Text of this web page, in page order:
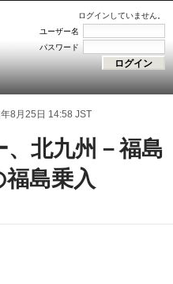
ログインしていません。
ユーザー名
パスワード
8月25日 14:58 JST
北九州－福島
島乗入